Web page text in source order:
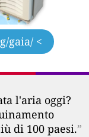
gaia/ <
l'aria oggi?
di 100 paesi.”